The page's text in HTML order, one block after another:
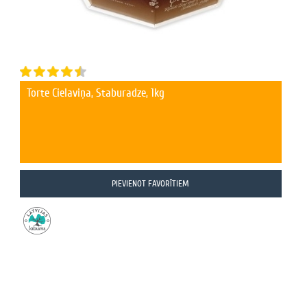
Torte Cielaviņa, Staburadze, 1kg
PIEVIENOT FAVORĪTIEM